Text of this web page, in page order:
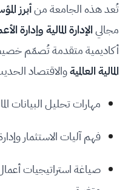
تُعد هذه الجامعة منأبرز
مجاليالإدارة المالية وإدارة
أكاديمية متقدمة تُصمّم
المالية العالميةوالاقتصاد
مهارات تحليل البيانات
فهم آليات الاستثمار
صياغة استراتيجيات